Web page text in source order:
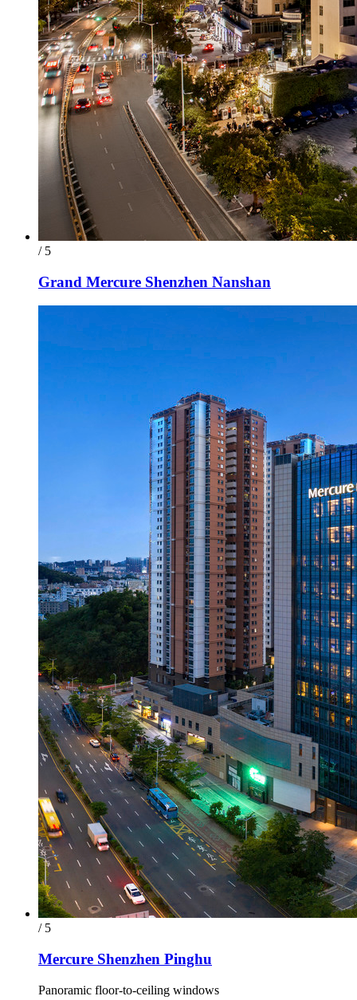
/ 5
Grand Mercure Shenzhen Nanshan
/ 5
Mercure Shenzhen Pinghu
Panoramic floor-to-ceiling windows